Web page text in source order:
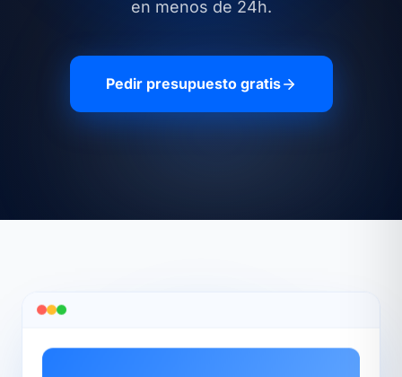
en menos de 24h.
Pedir presupuesto gratis